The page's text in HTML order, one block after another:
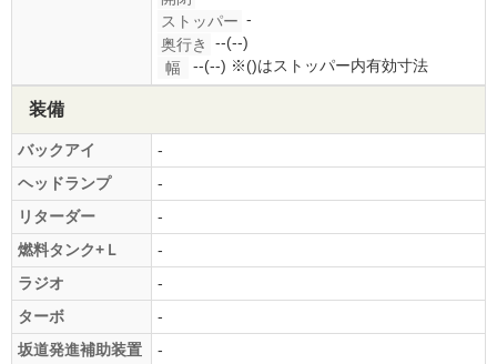
ストッパー -
奥行き
--(--)
幅
--(--) ※()はストッパー内有効寸法
装備
バックアイ
-
ヘッドランプ
-
リターダー
-
燃料タンク+Ｌ
-
ラジオ
-
ターボ
-
坂道発進補助装置
-